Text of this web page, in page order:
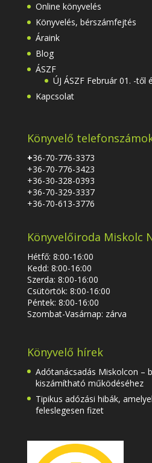
Online könyvelés
Könyvelés, bérszámfejtés
Áraink
Blog
ÁSZF
ÚJ ÁSZF Február 01. -től
Kapcsolat
Könyvelő
+36-70-776-3373
+36-70-776-3423
+36-30-328-0393
+36-70-329-3337
+36-70-613-3776
Könyvelőiroda Miskolc
Hétfő: 8:00-16:00
Kedd: 8:00-16:00
Szerda: 8:00-16:00
Csütörtök: 8:00-16:00
Péntek: 8:00-16:00
Szombat-Vasárnap: zárva
Könyvelő hírek
Adótanácsadás Miskolcon –
kiszámítható működéséhez
Tipikus adózási hibák,
feleslegesen fizet